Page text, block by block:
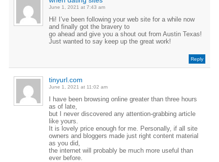
June 1, 2021 at 7:43 am
Hi! I’ve been following your web site for a while now
and finally got the bravery to
go ahead and give you a shout out from Austin Texas!
Just wanted to say keep up the great work!
Reply
tinyurl.com
June 1, 2021 at 11:02 am
I have been browsing online greater than three hours
as of late,
but I never discovered any attention-grabbing article
like yours.
It is lovely price enough for me. Personally, if all site
owners and bloggers made just right content material
as you did,
the internet will probably be much more useful than
ever before.